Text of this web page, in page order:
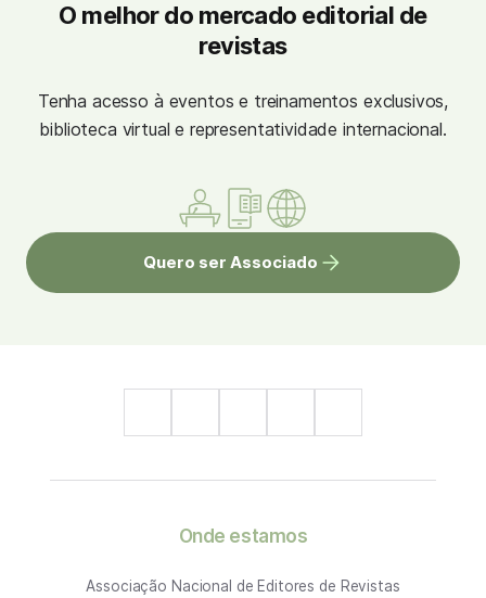
O melhor do mercado editorial de
revistas
Tenha acesso à eventos e treinamentos exclusivos,
biblioteca virtual e representatividade internacional.
Quero ser Associado
Onde estamos
Associação Nacional de Editores de Revistas